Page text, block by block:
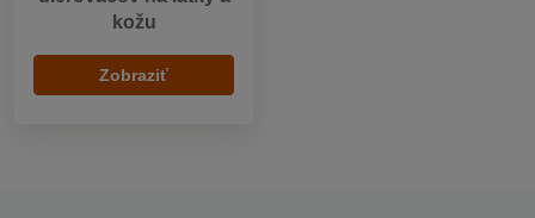
kožu
Zobraziť